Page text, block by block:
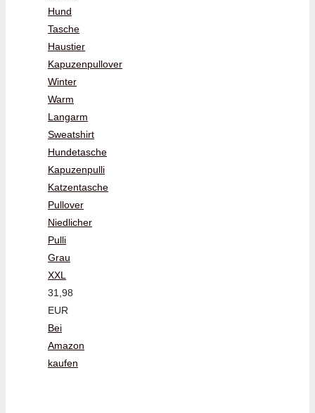
Hund
Tasche
Haustier
Kapuzenpullover
Winter
Warm
Langarm
Sweatshirt
Hundetasche
Kapuzenpulli
Katzentasche
Pullover
Niedlicher
Pulli
Grau
XXL
31,98
EUR
Bei
Amazon
kaufen